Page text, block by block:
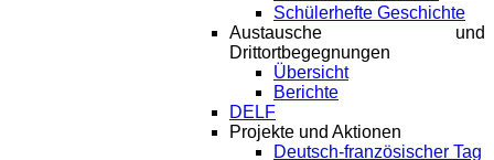
Schülerhefte Geschichte
Austausche und
Drittortbegegnungen
Übersicht
Berichte
DELF
Projekte und Aktionen
Deutsch-französischer Tag